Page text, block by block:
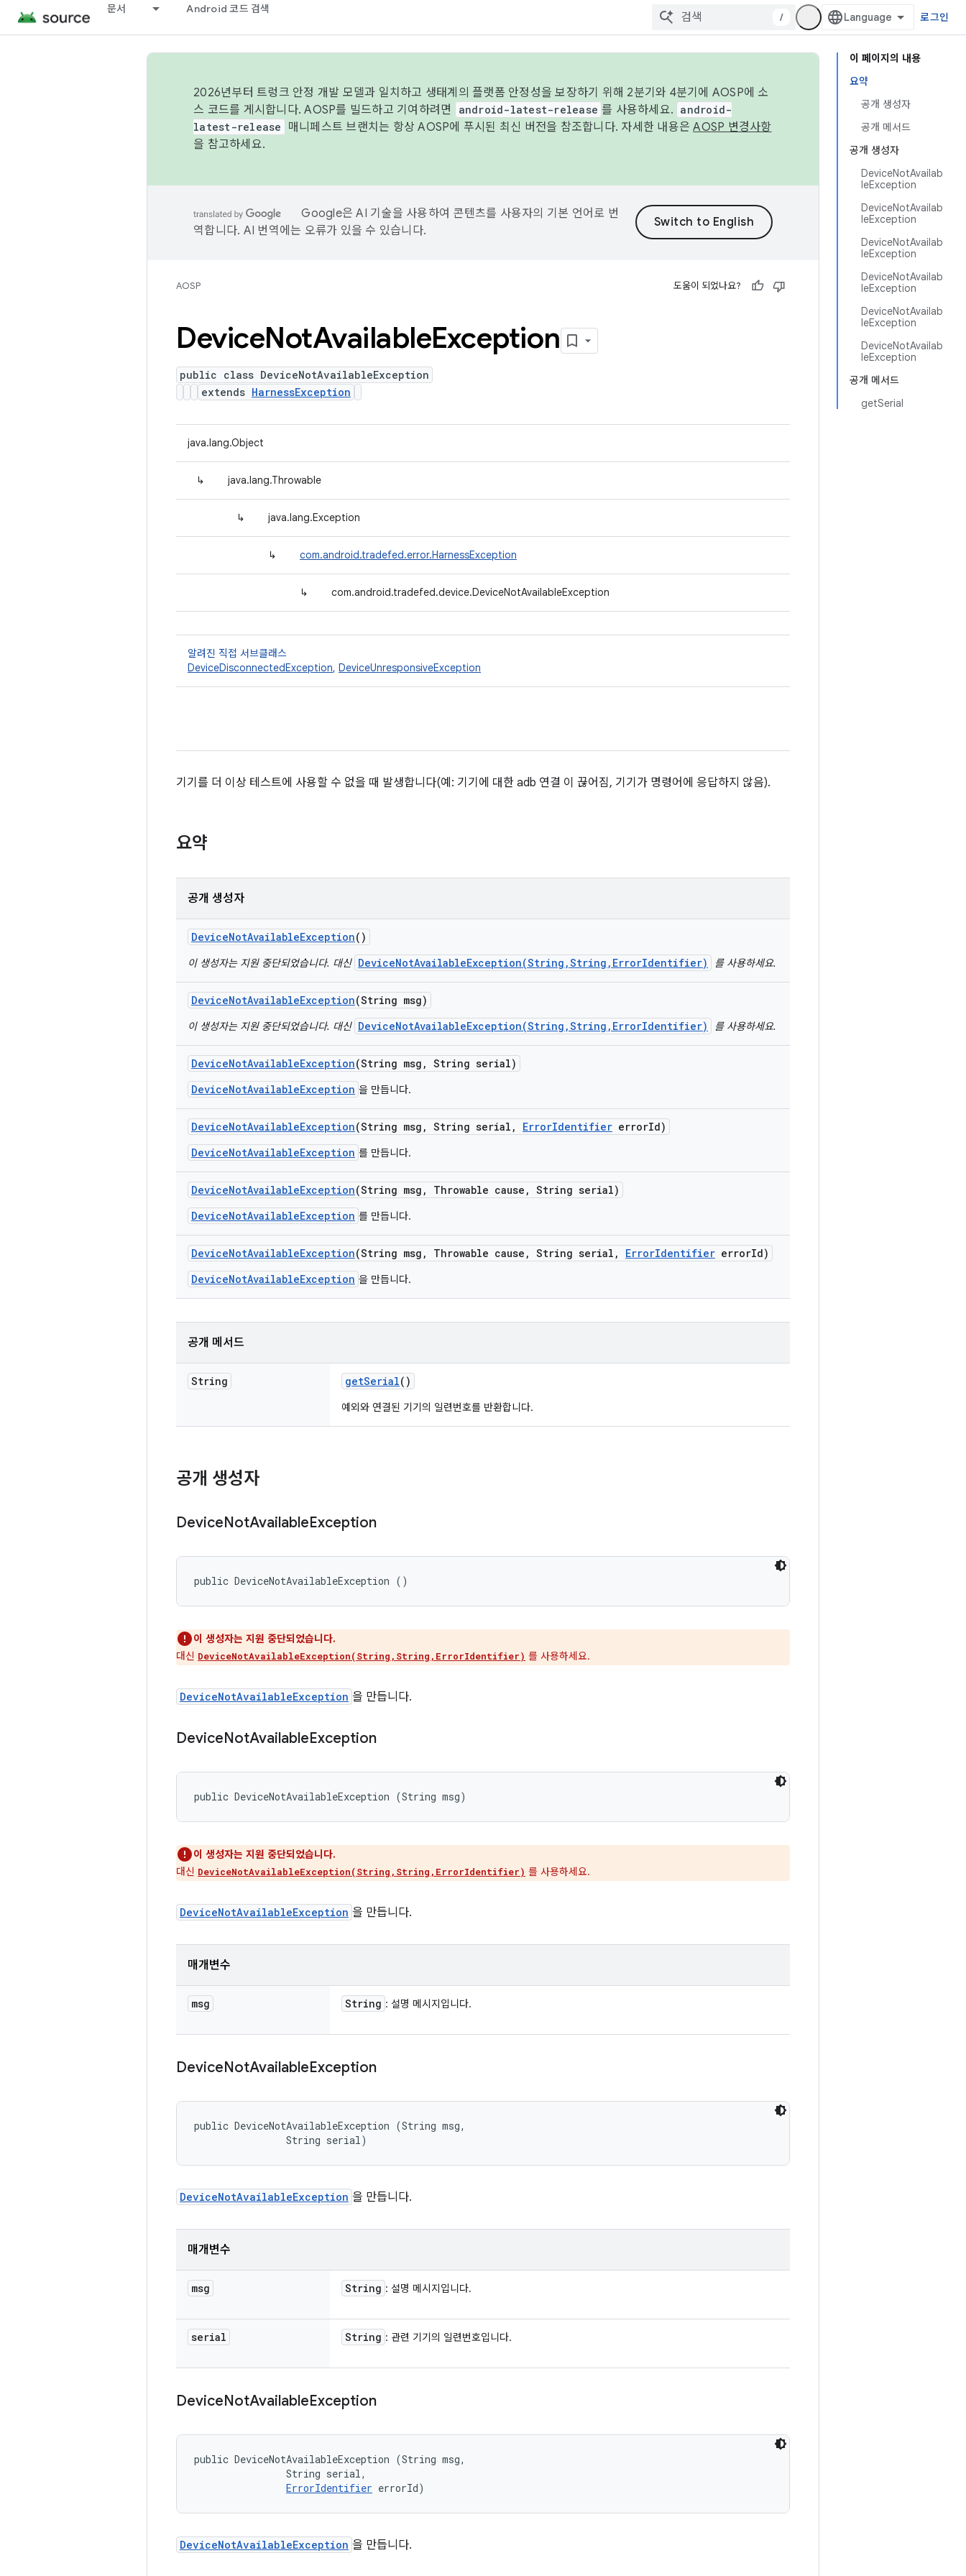
문서 Android 코드 검색
/ 로그인
이 페이지의 내용
요약
공개 생성자
공개 메서드
공개 생성자
DeviceNotAvailab
leException
DeviceNotAvailab
leException
DeviceNotAvailab
leException
DeviceNotAvailab
leException
DeviceNotAvailab
leException
DeviceNotAvailab
leException
공개 메서드
getSerial
2026년부터 트렁크 안정 개발 모델과 일치하고 생태계의 플랫폼 안정성을 보장하기 위해 2분기와 4분기에 AOSP에 소
스 코드를 게시합니다. AOSP를 빌드하고 기여하려면
android-latest-release 를 사용하세요. android-
latest-release
매니페스트 브랜치는 항상 AOSP에 푸시된 최신 버전을 참조합니다. 자세한 내용은AOSP 변경사항
을 참고하세요.
Google은 AI 기술을 사용하여 콘텐츠를 사용자의 기본 언어로 번
역합니다. AI 번역에는 오류가 있을 수 있습니다.
AOSP 도움이 되었나요?
DeviceNotAvailableException
public class DeviceNotAvailableException
extends HarnessException
java.lang.Object
↳ java.lang.Throwable
↳ java.lang.Exception
↳ com.android.tradefed.error.HarnessException
↳ com.android.tradefed.device.DeviceNotAvailableException
알려진 직접 서브클래스
DeviceDisconnectedException, DeviceUnresponsiveException
기기를 더 이상 테스트에 사용할 수 없을 때 발생합니다(예: 기기에 대한 adb 연결 이 끊어짐, 기기가 명령어에 응답하지 않음).
요약
공개 생성자
DeviceNotAvailableException()
이 생성자는 지원 중단되었습니다. 대신 DeviceNotAvailableException(String,String,ErrorIdentifier) 를 사용하세요.
DeviceNotAvailableException(String msg)
이 생성자는 지원 중단되었습니다. 대신 DeviceNotAvailableException(String,String,ErrorIdentifier) 를 사용하세요.
DeviceNotAvailableException(String msg , String serial)
DeviceNotAvailableException 을 만듭니다.
DeviceNotAvailableException(String msg , String serial , ErrorIdentifier errorId)
DeviceNotAvailableException 를 만듭니다.
DeviceNotAvailableException(String msg , Throwable cause , String serial)
DeviceNotAvailableException 를 만듭니다.
DeviceNotAvailableException(String msg , Throwable cause , String serial , ErrorIdentifier errorId)
DeviceNotAvailableException 을 만듭니다.
공개 메서드
String getSerial()
예외와 연결된 기기의 일련번호를 반환합니다.
공개 생성자
DeviceNotAvailableException
public DeviceNotAvailableException ()
이 생성자는 지원 중단되었습니다.
대신 DeviceNotAvailableException(String,String,ErrorIdentifier) 를 사용하세요.
DeviceNotAvailableException 을 만듭니다.
DeviceNotAvailableException
public DeviceNotAvailableException (String msg)
이 생성자는 지원 중단되었습니다.
대신 DeviceNotAvailableException(String,String,ErrorIdentifier) 를 사용하세요.
DeviceNotAvailableException 을 만듭니다.
매개변수
msg String : 설명 메시지입니다.
DeviceNotAvailableException
public DeviceNotAvailableException (String msg,
                String serial)
DeviceNotAvailableException 을 만듭니다.
매개변수
msg String : 설명 메시지입니다.
serial String : 관련 기기의 일련번호입니다.
DeviceNotAvailableException
public DeviceNotAvailableException (String msg,
                String serial,
ErrorIdentifier errorId)
DeviceNotAvailableException 을 만듭니다.